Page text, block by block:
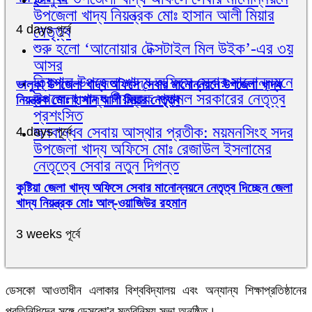
উপজেলা খাদ্য নিয়ন্ত্রক মোঃ হাসান আলী মিয়ার
নেতৃত্ব
শুরু হলো ‘আনোয়ার টেক্সটাইল মিল উইক’-এর ৩য়
আসর
ত্রিশাল উপজেলা খাদ্য অফিসে সেবার মানোন্নয়নে
উপজেলা খাদ্য নিয়ন্ত্রক শ্যামল সরকারের নেতৃত্ব
প্রশংসিত
জনবান্ধব সেবায় আস্থার প্রতীক: ময়মনসিংহ সদর
উপজেলা খাদ্য অফিসে মোঃ রেজাউল ইসলামের
নেতৃত্বে সেবার নতুন দিগন্ত
4 days পূর্বে
ভালুকা উপজেলা খাদ্য অফিসে সেবার মানোন্নয়নে উপজেলা খাদ্য
নিয়ন্ত্রক মোঃ হাসান আলী মিয়ার নেতৃত্ব
4 days পূর্বে
কুষ্টিয়া জেলা খাদ্য অফিসে সেবার মানোন্নয়নে নেতৃত্ব দিচ্ছেন জেলা
খাদ্য নিয়ন্ত্রক মোঃ আল্-ওয়াজিউর রহমান
3 weeks পূর্বে
ডেসকো আওতাধীন এলাকার বিশ্ববিদ্যালয় এবং অন্যান্য শিক্ষাপ্রতিষ্ঠানের